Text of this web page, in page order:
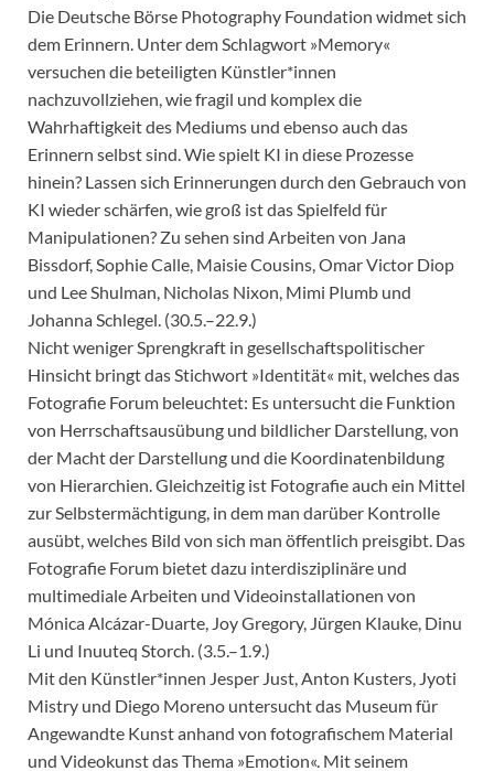
Die Deutsche Börse Photography Foundation widmet sich
dem Erinnern. Unter dem Schlagwort »Memory«
versuchen die beteiligten Künstler*innen
nachzuvollziehen, wie fragil und komplex die
Wahrhaftigkeit des Mediums und ebenso auch das
Erinnern selbst sind. Wie spielt KI in diese Prozesse
hinein? Lassen sich Erinnerungen durch den Gebrauch von
KI wieder schärfen, wie groß ist das Spielfeld für
Manipulationen? Zu sehen sind Arbeiten von Jana
Bissdorf, Sophie Calle, Maisie Cousins, Omar Victor Diop
und Lee Shulman, Nicholas Nixon, Mimi Plumb und
Johanna Schlegel. (30.5.–22.9.)
Nicht weniger Sprengkraft in gesellschaftspolitischer
Hinsicht bringt das Stichwort »Identität« mit, welches das
Fotografie Forum beleuchtet: Es untersucht die Funktion
von Herrschaftsausübung und bildlicher Darstellung, von
der Macht der Darstellung und die Koordinatenbildung
von Hierarchien. Gleichzeitig ist Fotografie auch ein Mittel
zur Selbstermächtigung, in dem man darüber Kontrolle
ausübt, welches Bild von sich man öffentlich preisgibt. Das
Fotografie Forum bietet dazu interdisziplinäre und
multimediale Arbeiten und Videoinstallationen von
Mónica Alcázar-Duarte, Joy Gregory, Jürgen Klauke, Dinu
Li und Inuuteq Storch. (3.5.–1.9.)
Mit den Künstler*innen Jesper Just, Anton Kusters, Jyoti
Mistry und Diego Moreno untersucht das Museum für
Angewandte Kunst anhand von fotografischem Material
und Videokunst das Thema »Emotion«. Mit seinem